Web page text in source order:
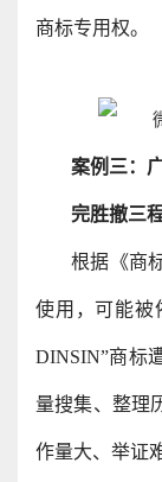
商标专用权。
案例三：
完胜撤三
根据《商
使用，可能被
DINSIN”商标
量搜集、整理
作量大、举证